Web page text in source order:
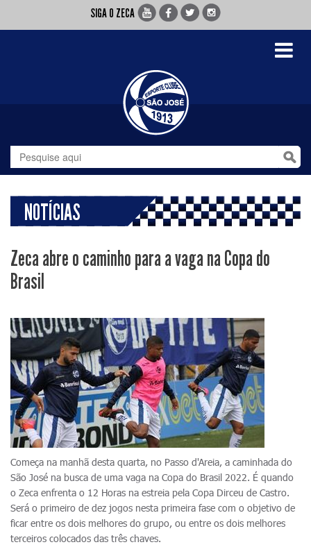
SIGA O ZECA
Toggle
NOTÍCIAS
Zeca abre o caminho para a vaga na Copa do
Brasil
Começa na manhã desta quarta, no Passo d'Areia, a caminhada do
São José na busca de uma vaga na Copa do Brasil 2022. É quando
o Zeca enfrenta o 12 Horas na estreia pela Copa Dirceu de Castro.
Será o primeiro de dez jogos nesta primeira fase com o objetivo de
ficar entre os dois melhores do grupo, ou entre os dois melhores
terceiros colocados das três chaves.